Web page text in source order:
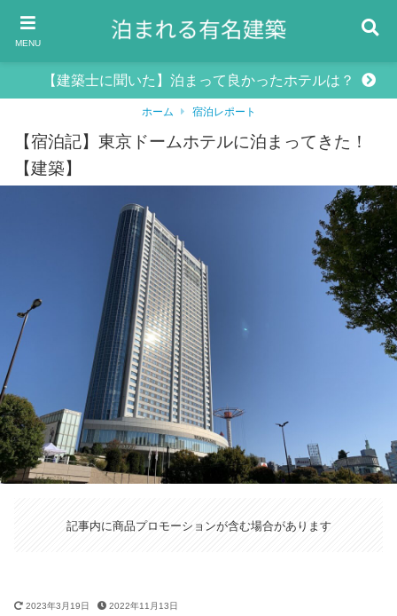
MENU
【建築士に聞いた】泊まって良かったホテルは？
ホーム 宿泊レポート
【宿泊記】東京ドームホテルに泊まってきた！
【建築】
2023年3月19日 2022年11月13日
記事内に商品プロモーションが含む場合があります